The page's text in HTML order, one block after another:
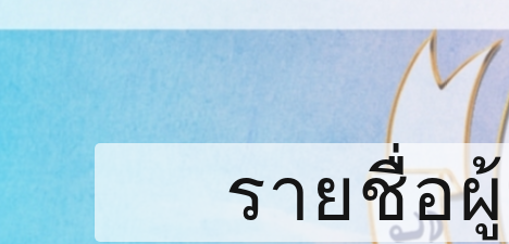
รายชื่อผู้